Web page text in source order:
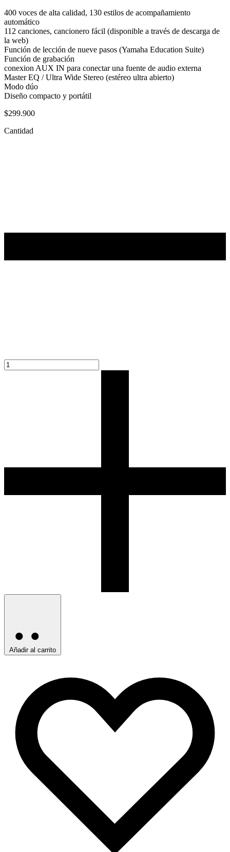
400 voces de alta calidad, 130 estilos de acompañamiento
automático
112 canciones, cancionero fácil (disponible a través de descarga de
la web)
Función de lección de nueve pasos (Yamaha Education Suite)
Función de grabación
conexion AUX IN para conectar una fuente de audio externa
Master EQ / Ultra Wide Stereo (estéreo ultra abierto)
Modo dúo
Diseño compacto y portátil
$299.900
Cantidad
Añadir al carrito